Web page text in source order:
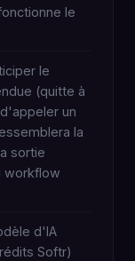
le
le
(quitte à
un
la
sortie
workflow
d'IA
Softr)